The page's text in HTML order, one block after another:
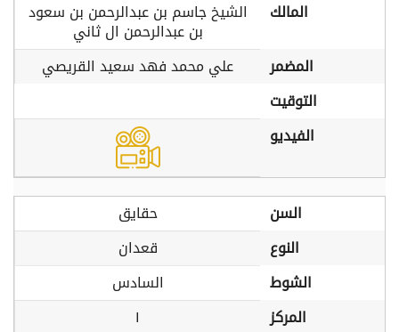
المالك الشيخ جاسم بن عبدالرحمن بن سعود
بن عبدالرحمن ال ثاني
المضمر
علي محمد فهد سعيد القريصي
التوقيت
الفيديو
السن
حقايق
النوع
قعدان
الشوط
السادس
المركز
١